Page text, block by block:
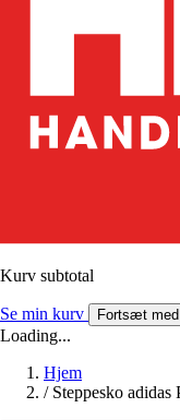
Kurv subtotal
Se min kurv Fortsæt
Loading...
Hjem
/ Steppesko adidas